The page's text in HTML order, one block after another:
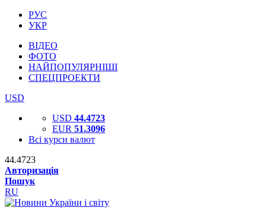
РУС
УКР
ВІДЕО
ФОТО
НАЙПОПУЛЯРНІШІ
СПЕЦПРОЕКТИ
USD
USD 44.4723
EUR 51.3096
Всі курси валют
44.4723
Авторизація
Пошук
RU